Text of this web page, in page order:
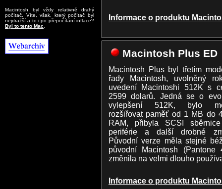
Macintosh byl vždy relativně drahý
počítač. Víte, však, který počítač byl
nejdražší a to i po přepočítání inflace?
Byl to tento Mac
Informace o produktu
Macintosh Plus ED
Macintosh Plus byl třetím
řady Macintosh, uvolněný
uvedení Macintoshi 512K s
2599 dolarů. Jedná se o
vylepšení 512K, bylo
rozšiřovat paměť od 1 MB do
RAM, přibyla SCSI
periférie a další drobné
Původní verze měla stejné
původní Macintosh
změnila na velmi dlouho
Informace o produktu